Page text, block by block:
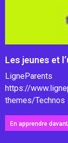
Les jeunes et
LigneParents
https://
themes/Technos
En apprendre